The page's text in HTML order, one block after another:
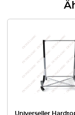
Universeller